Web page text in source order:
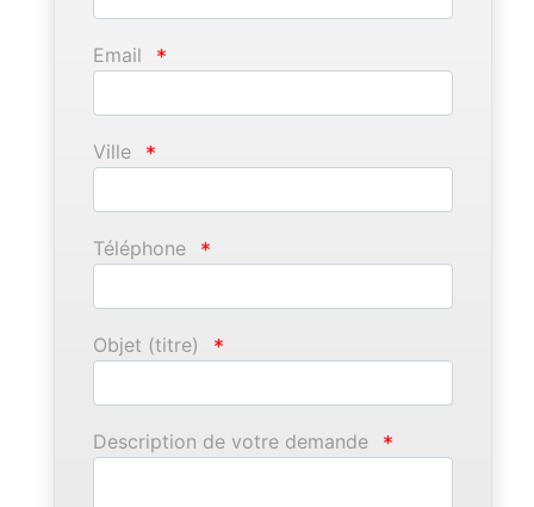
Email *
Ville *
Téléphone *
Objet (titre) *
Description de votre demande *